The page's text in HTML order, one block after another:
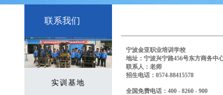
联系我们
实训基地
宁波金亚职业培训学校
地址：宁波兴宁路456号东方商务中
联系人：老师
招生电话：0574-88415578
全国免费电话：400 - 8260 - 900